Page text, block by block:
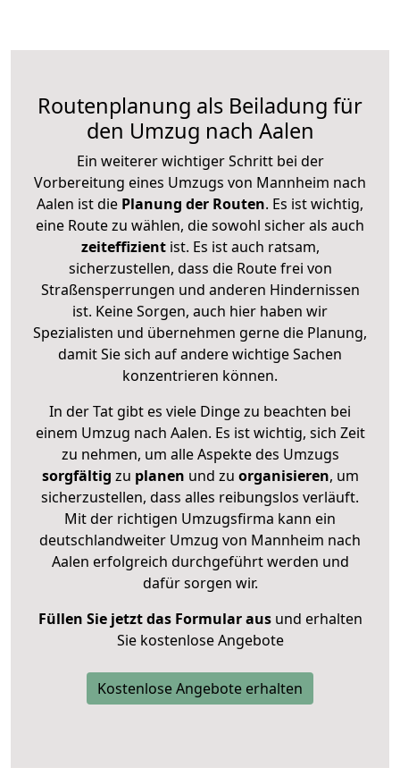
Routenplanung als Beiladung für
den Umzug nach Aalen
Ein weiterer wichtiger Schritt bei der
Vorbereitung eines Umzugs von Mannheim nach
Aalen ist die Planung der Routen. Es ist wichtig,
eine Route zu wählen, die sowohl sicher als auch
zeiteffizientist. Es ist auch ratsam,
sicherzustellen, dass die Route frei von
Straßensperrungen und anderen Hindernissen
ist. Keine Sorgen, auch hier haben wir
Spezialisten und übernehmen gerne die Planung,
damit Sie sich auf andere wichtige Sachen
konzentrieren können.
In der Tat gibt es viele Dinge zu beachten bei
einem Umzug nach Aalen. Es ist wichtig, sich Zeit
zu nehmen, um alle Aspekte des Umzugs
sorgfältig zu planen und zu organisieren, um
sicherzustellen, dass alles reibungslos verläuft.
Mit der richtigen Umzugsfirma kann ein
deutschlandweiter Umzug von Mannheim nach
Aalen erfolgreich durchgeführt werden und
dafür sorgen wir.
Füllen Sie jetzt das Formular ausund erhalten
Sie kostenlose Angebote
Kostenlose Angebote erhalten